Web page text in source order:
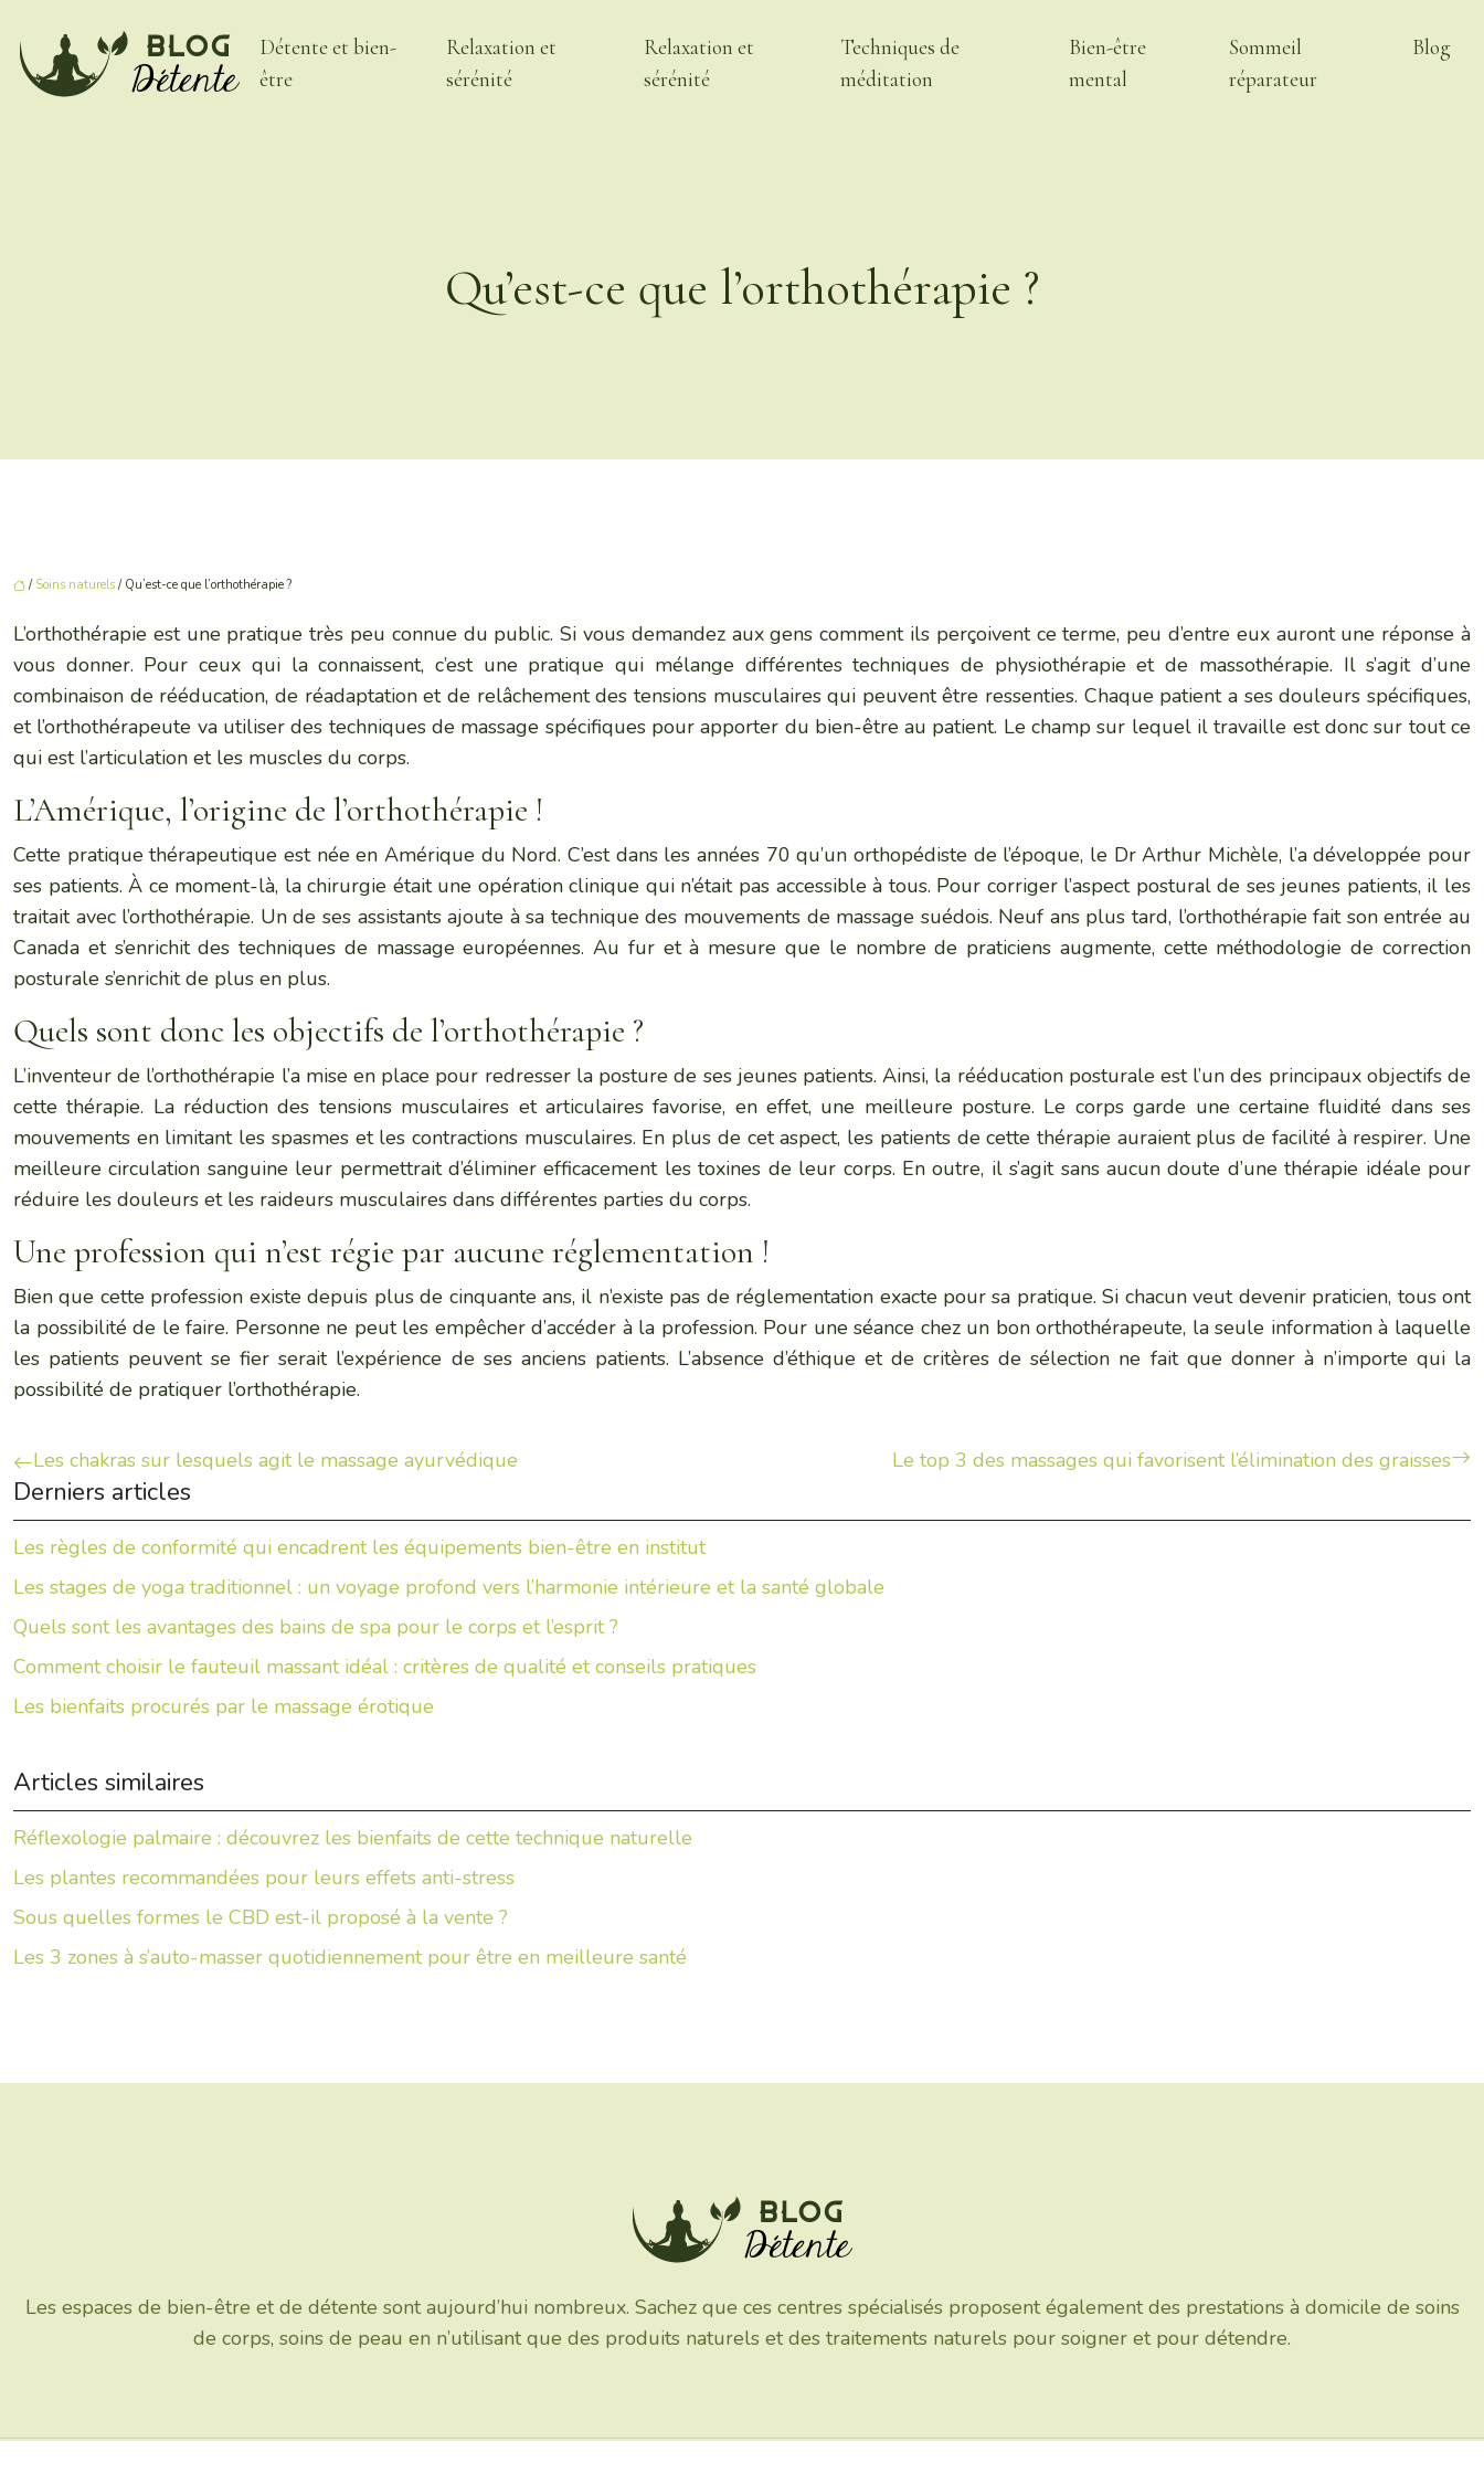
Détente et bien-
être
Relaxation et
sérénité
Relaxation et
sérénité
Techniques de
méditation
Bien-être
mental
Sommeil
réparateur
Blog
Qu’est-ce que l’orthothérapie ?
/ Soins naturels / Qu’est-ce que l’orthothérapie ?
L’orthothérapie est une pratique très peu connue du public. Si vous demandez aux gens comment ils perçoivent ce terme, peu d’entre eux auront une réponse à
vous donner. Pour ceux qui la connaissent, c’est une pratique qui mélange différentes techniques de physiothérapie et de massothérapie. Il s’agit d’une
combinaison de rééducation, de réadaptation et de relâchement des tensions musculaires qui peuvent être ressenties. Chaque patient a ses douleurs spécifiques,
et l’orthothérapeute va utiliser des techniques de massage spécifiques pour apporter du bien-être au patient. Le champ sur lequel il travaille est donc sur tout ce
qui est l’articulation et les muscles du corps.
L’Amérique, l’origine de l’orthothérapie !
Cette pratique thérapeutique est née en Amérique du Nord. C’est dans les années 70 qu’un orthopédiste de l’époque, le Dr Arthur Michèle, l’a développée pour
ses patients. À ce moment-là, la chirurgie était une opération clinique qui n’était pas accessible à tous. Pour corriger l’aspect postural de ses jeunes patients, il les
traitait avec l’orthothérapie. Un de ses assistants ajoute à sa technique des mouvements de massage suédois. Neuf ans plus tard, l’orthothérapie fait son entrée au
Canada et s’enrichit des techniques de massage européennes. Au fur et à mesure que le nombre de praticiens augmente, cette méthodologie de correction
posturale s’enrichit de plus en plus.
Quels sont donc les objectifs de l’orthothérapie ?
L’inventeur de l’orthothérapie l’a mise en place pour redresser la posture de ses jeunes patients. Ainsi, la rééducation posturale est l’un des principaux objectifs de
cette thérapie. La réduction des tensions musculaires et articulaires favorise, en effet, une meilleure posture. Le corps garde une certaine fluidité dans ses
mouvements en limitant les spasmes et les contractions musculaires. En plus de cet aspect, les patients de cette thérapie auraient plus de facilité à respirer. Une
meilleure circulation sanguine leur permettrait d’éliminer efficacement les toxines de leur corps. En outre, il s’agit sans aucun doute d’une thérapie idéale pour
réduire les douleurs et les raideurs musculaires dans différentes parties du corps.
Une profession qui n’est régie par aucune réglementation !
Bien que cette profession existe depuis plus de cinquante ans, il n’existe pas de réglementation exacte pour sa pratique. Si chacun veut devenir praticien, tous ont
la possibilité de le faire. Personne ne peut les empêcher d’accéder à la profession. Pour une séance chez un bon orthothérapeute, la seule information à laquelle
les patients peuvent se fier serait l’expérience de ses anciens patients. L’absence d’éthique et de critères de sélection ne fait que donner à n’importe qui la
possibilité de pratiquer l’orthothérapie.
Les chakras sur lesquels agit le massage ayurvédique Le top 3 des massages qui favorisent l’élimination des graisses
Derniers articles
Les règles de conformité qui encadrent les équipements bien-être en institut
Les stages de yoga traditionnel : un voyage profond vers l’harmonie intérieure et la santé globale
Quels sont les avantages des bains de spa pour le corps et l’esprit ?
Comment choisir le fauteuil massant idéal : critères de qualité et conseils pratiques
Les bienfaits procurés par le massage érotique
Articles similaires
Réflexologie palmaire : découvrez les bienfaits de cette technique naturelle
Les plantes recommandées pour leurs effets anti-stress
Sous quelles formes le CBD est-il proposé à la vente ?
Les 3 zones à s’auto-masser quotidiennement pour être en meilleure santé
Les espaces de bien-être et de détente sont aujourd’hui nombreux. Sachez que ces centres spécialisés proposent également des prestations à domicile de soins
de corps, soins de peau en n’utilisant que des produits naturels et des traitements naturels pour soigner et pour détendre.